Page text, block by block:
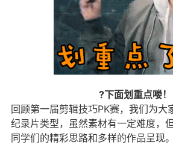
?下面划重点喽！
回顾第一届剪辑技巧PK赛，我们为大
纪录片类型，虽然素材有一定难度，
同学们的精彩思路和多样的作品呈现。